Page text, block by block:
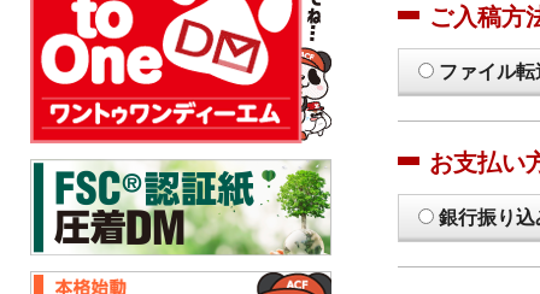
ご入稿方
ファイル
お支払い
銀行振り込